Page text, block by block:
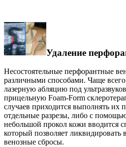
Удаление
Несостоятельные перфорантные
различными способами. Чаще
лазерную абляцию под
прицельную Foam-Form
случаев приходится выполнять их
отдельные разрезы, либо с
небольшой прокол кожи вводится
который позволяет ликвидировать
венозные сбросы.